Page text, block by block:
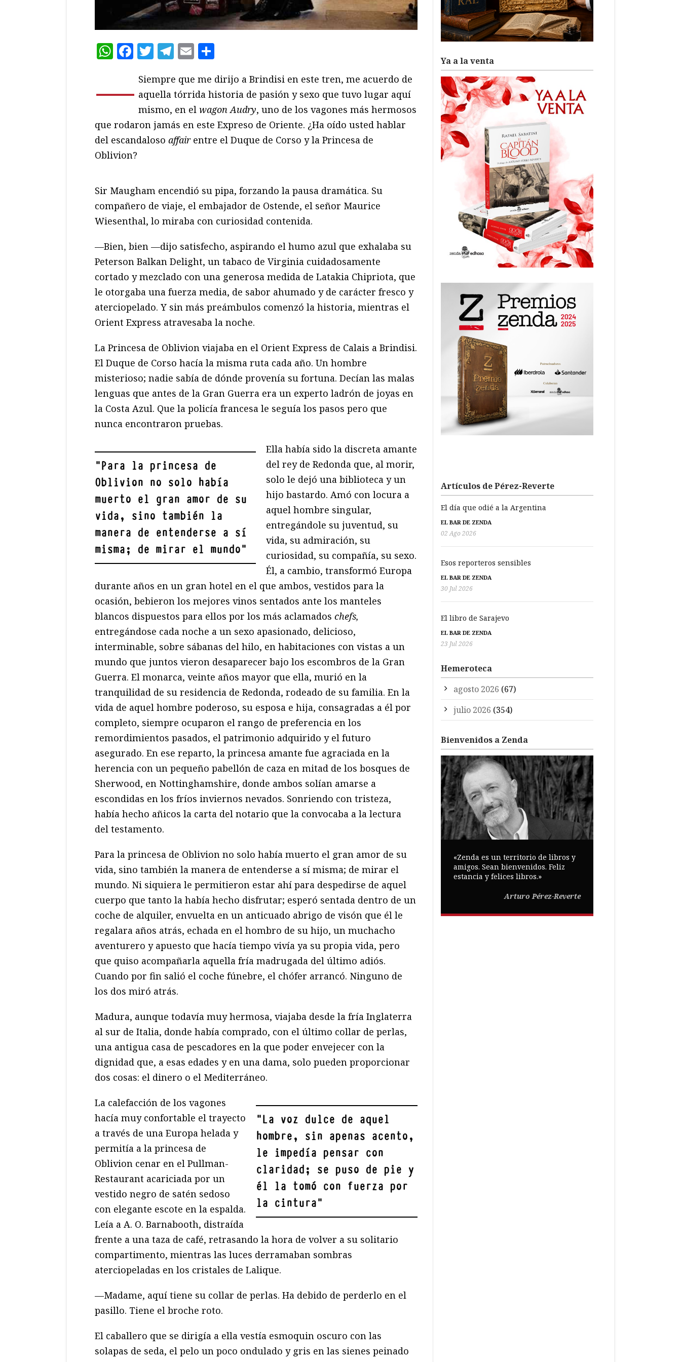
WhatsApp
Facebook
Twitter
Telegram
Email
— Siempre que me dirijo a Brindisi en este tren, me acuerdo de
aquella tórrida historia de pasión y sexo que tuvo lugar aquí
mismo, en el wagon Audry, uno de los vagones más hermosos
que rodaron jamás en este Expreso de Oriente. ¿Ha oído usted hablar
del escandaloso affairentre el Duque de Corso y la Princesa de
Oblivion?
Sir Maugham encendió su pipa, forzando la pausa dramática. Su
compañero de viaje, el embajador de Ostende, el señor Maurice
Wiesenthal, lo miraba con curiosidad contenida.
—Bien, bien —dijo satisfecho, aspirando el humo azul que exhalaba su
Peterson Balkan Delight, un tabaco de Virginia cuidadosamente
cortado y mezclado con una generosa medida de Latakia Chipriota, que
le otorgaba una fuerza media, de sabor ahumado y de carácter fresco y
aterciopelado. Y sin más preámbulos comenzó la historia, mientras el
Orient Express atravesaba la noche.
La Princesa de Oblivion viajaba en el Orient Express de Calais a Brindisi.
El Duque de Corso hacía la misma ruta cada año. Un hombre
misterioso; nadie sabía de dónde provenía su fortuna. Decían las malas
lenguas que antes de la Gran Guerra era un experto ladrón de joyas en
la Costa Azul. Que la policía francesa le seguía los pasos pero que
nunca encontraron pruebas.
"Para la princesa de
Oblivion no solo había
muerto el gran amor de su
vida, sino también la
manera de entenderse a sí
misma; de mirar el mundo"
Ella había sido la discreta amante
del rey de Redonda que, al morir,
solo le dejó una biblioteca y un
hijo bastardo. Amó con locura a
aquel hombre singular,
entregándole su juventud, su
vida, su admiración, su
curiosidad, su compañía, su sexo.
Él, a cambio, transformó Europa
durante años en un gran hotel en el que ambos, vestidos para la
ocasión, bebieron los mejores vinos sentados ante los manteles
blancos dispuestos para ellos por los más aclamados chefs,
entregándose cada noche a un sexo apasionado, delicioso,
interminable, sobre sábanas del hilo, en habitaciones con vistas a un
mundo que juntos vieron desaparecer bajo los escombros de la Gran
Guerra. El monarca, veinte años mayor que ella, murió en la
tranquilidad de su residencia de Redonda, rodeado de su familia. En la
vida de aquel hombre poderoso, su esposa e hija, consagradas a él por
completo, siempre ocuparon el rango de preferencia en los
remordimientos pasados, el patrimonio adquirido y el futuro
asegurado. En ese reparto, la princesa amante fue agraciada en la
herencia con un pequeño pabellón de caza en mitad de los bosques de
Sherwood, en Nottinghamshire, donde ambos solían amarse a
escondidas en los fríos inviernos nevados. Sonriendo con tristeza,
había hecho añicos la carta del notario que la convocaba a la lectura
del testamento.
Para la princesa de Oblivion no solo había muerto el gran amor de su
vida, sino también la manera de entenderse a sí misma; de mirar el
mundo. Ni siquiera le permitieron estar ahí para despedirse de aquel
cuerpo que tanto la había hecho disfrutar; esperó sentada dentro de un
coche de alquiler, envuelta en un anticuado abrigo de visón que él le
regalara años atrás, echada en el hombro de su hijo, un muchacho
aventurero y apuesto que hacía tiempo vivía ya su propia vida, pero
que quiso acompañarla aquella fría madrugada del último adiós.
Cuando por fin salió el coche fúnebre, el chófer arrancó. Ninguno de
los dos miró atrás.
Madura, aunque todavía muy hermosa, viajaba desde la fría Inglaterra
al sur de Italia, donde había comprado, con el último collar de perlas,
una antigua casa de pescadores en la que poder envejecer con la
dignidad que, a esas edades y en una dama, solo pueden proporcionar
dos cosas: el dinero o el Mediterráneo.
"La voz dulce de aquel
hombre, sin apenas acento,
le impedía pensar con
claridad; se puso de pie y
él la tomó con fuerza por
la cintura"
La calefacción de los vagones
hacía muy confortable el trayecto
a través de una Europa helada y
permitía a la princesa de
Oblivion cenar en el Pullman-
Restaurant acariciada por un
vestido negro de satén sedoso
con elegante escote en la espalda.
Leía a A. O. Barnabooth, distraída
frente a una taza de café, retrasando la hora de volver a su solitario
compartimento, mientras las luces derramaban sombras
aterciopeladas en los cristales de Lalique.
—Madame, aquí tiene su collar de perlas. Ha debido de perderlo en el
pasillo. Tiene el broche roto.
El caballero que se dirigía a ella vestía esmoquin oscuro con las
solapas de seda, el pelo un poco ondulado y gris en las sienes peinado
Ya a la venta
Artículos de Pérez-Reverte
El día que odié a la Argentina
EL BAR DE ZENDA
02 Ago 2026
Esos reporteros sensibles
EL BAR DE ZENDA
30 Jul 2026
El libro de Sarajevo
EL BAR DE ZENDA
23 Jul 2026
Hemeroteca
agosto 2026 (67)
julio 2026 (354)
Bienvenidos a Zenda
«Zenda es un territorio de libros y
amigos. Sean bienvenidos. Feliz
estancia y felices libros.»
Arturo Pérez-Reverte